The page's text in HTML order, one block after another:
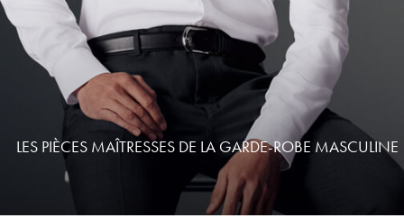
LES PIÈCES MAÎTRESSES DE LA GARDE-ROBE MASCULINE